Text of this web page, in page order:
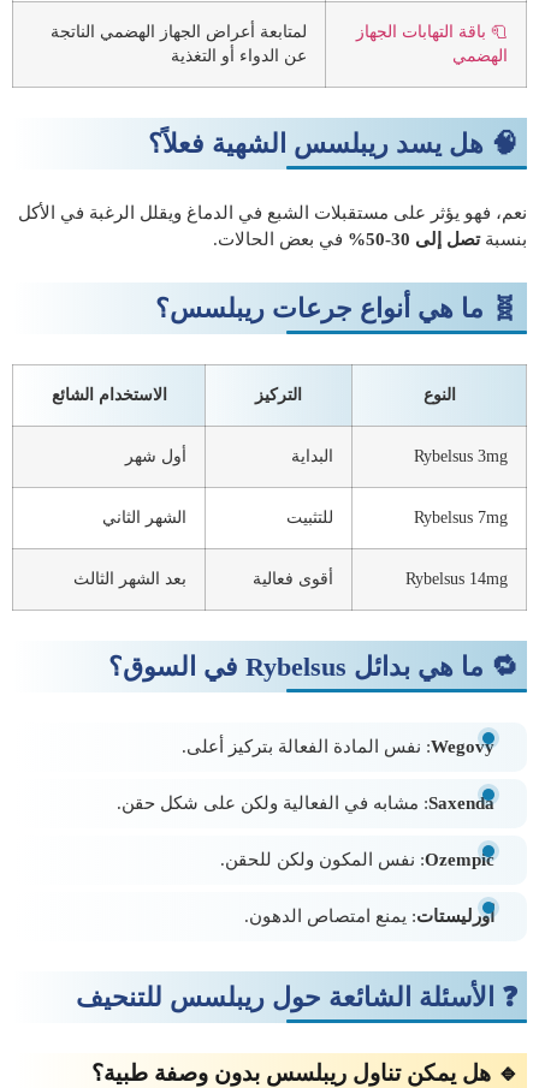
🧻 باقة التهابات الجهاز
الهضمي
لمتابعة أعراض الجهاز الهضمي الناتجة
عن الدواء أو التغذية
🧠 هل يسد ريبلسس الشهية فعلاً؟
نعم، فهو يؤثر على مستقبلات الشبع في الدماغ ويقلل الرغبة في الأكل
بنسبةتصل إلى 30-50% في بعض الحالات.
🧬 ما هي أنواع جرعات ريبلسس؟
النوع التركيز الاستخدام الشائع
Rybelsus 3mg البداية أول شهر
Rybelsus 7mg للتثبيت الشهر الثاني
Rybelsus 14mg أقوى فعالية بعد الشهر الثالث
🔁 ما هي بدائل Rybelsus في السوق؟
Wegovy: نفس المادة الفعالة بتركيز أعلى.
Saxenda: مشابه في الفعالية ولكن على شكل حقن.
Ozempic: نفس المكون ولكن للحقن.
أورليستات: يمنع امتصاص الدهون.
❓ الأسئلة الشائعة حول ريبلسس للتنحيف
🔹 هل يمكن تناول ريبلسس بدون وصفة طبية؟